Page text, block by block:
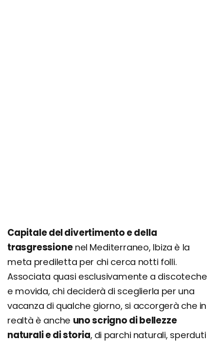
Es Vedrà
Santa Gertrudis de Fruitera
Cosa fare a Ibiza: escursioni e tour
Itinerario di 1 giorno
Itinerario di 3 giorni
Giorno 1
Giorno 2
Capitale del divertimento e della
trasgressionenel Mediterraneo, Ibiza è la
meta prediletta per chi cerca notti folli.
Associata quasi esclusivamente a discoteche
e movida, chi deciderà di sceglierla per una
vacanza di qualche giorno, si accorgerà che in
realtà è anche uno scrigno di bellezze
naturali e di storia, di parchi naturali, sperduti